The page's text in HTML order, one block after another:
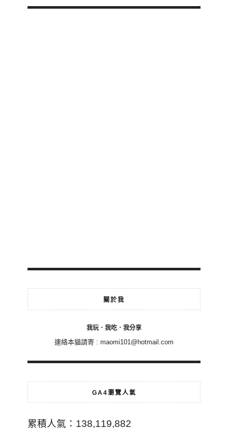
關於我
我玩．我吃．我分享
連絡本貓請寄 : maomi101@hotmail.com
GA4瀏覽人氣
累積人氣：138,119,882